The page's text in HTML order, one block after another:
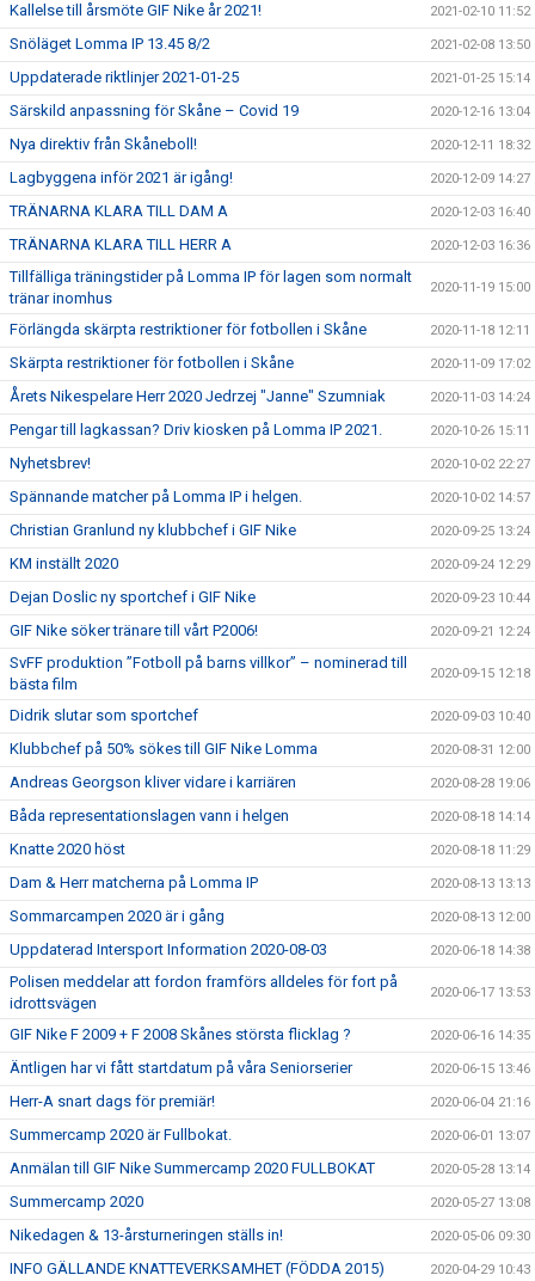
Kallelse till årsmöte GIF Nike år 2021! 2021-02-10 11:52
Snöläget Lomma IP 13.45 8/2 2021-02-08 13:50
Uppdaterade riktlinjer 2021-01-25 2021-01-25 15:14
Särskild anpassning för Skåne – Covid 19 2020-12-16 13:04
Nya direktiv från Skåneboll! 2020-12-11 18:32
Lagbyggena inför 2021 är igång! 2020-12-09 14:27
TRÄNARNA KLARA TILL DAM A 2020-12-03 16:40
TRÄNARNA KLARA TILL HERR A 2020-12-03 16:36
Tillfälliga träningstider på Lomma IP för lagen som normalt
tränar inomhus
2020-11-19 15:00
Förlängda skärpta restriktioner för fotbollen i Skåne 2020-11-18 12:11
Skärpta restriktioner för fotbollen i Skåne 2020-11-09 17:02
Årets Nikespelare Herr 2020 Jedrzej "Janne" Szumniak 2020-11-03 14:24
Pengar till lagkassan? Driv kiosken på Lomma IP 2021. 2020-10-26 15:11
Nyhetsbrev! 2020-10-02 22:27
Spännande matcher på Lomma IP i helgen. 2020-10-02 14:57
Christian Granlund ny klubbchef i GIF Nike 2020-09-25 13:24
KM inställt 2020 2020-09-24 12:29
Dejan Doslic ny sportchef i GIF Nike 2020-09-23 10:44
GIF Nike söker tränare till vårt P2006! 2020-09-21 12:24
SvFF produktion ”Fotboll på barns villkor” – nominerad till
bästa film
2020-09-15 12:18
Didrik slutar som sportchef 2020-09-03 10:40
Klubbchef på 50% sökes till GIF Nike Lomma 2020-08-31 12:00
Andreas Georgson kliver vidare i karriären 2020-08-28 19:06
Båda representationslagen vann i helgen 2020-08-18 14:14
Knatte 2020 höst 2020-08-18 11:29
Dam & Herr matcherna på Lomma IP 2020-08-13 13:13
Sommarcampen 2020 är i gång 2020-08-13 12:00
Uppdaterad Intersport Information 2020-08-03 2020-06-18 14:38
Polisen meddelar att fordon framförs alldeles för fort på
idrottsvägen
2020-06-17 13:53
GIF Nike F 2009 + F 2008 Skånes största flicklag ? 2020-06-16 14:35
Äntligen har vi fått startdatum på våra Seniorserier 2020-06-15 13:46
Herr-A snart dags för premiär! 2020-06-04 21:16
Summercamp 2020 är Fullbokat. 2020-06-01 13:07
Anmälan till GIF Nike Summercamp 2020 FULLBOKAT 2020-05-28 13:14
Summercamp 2020 2020-05-27 13:08
Nikedagen & 13-årsturneringen ställs in! 2020-05-06 09:30
INFO GÄLLANDE KNATTEVERKSAMHET (FÖDDA 2015) 2020-04-29 10:43